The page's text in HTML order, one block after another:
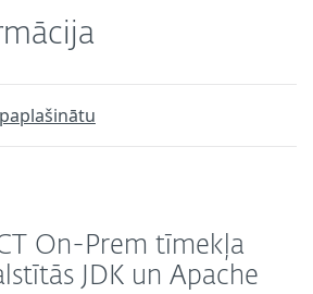
On-Prem tīmekļa
JDK un Apache